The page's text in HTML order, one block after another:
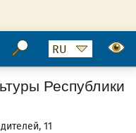
11
Республики